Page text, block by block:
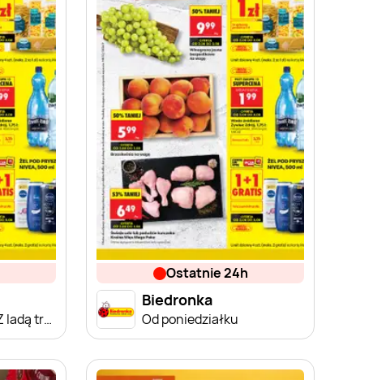
Od poniedziałku, Z ladą tradycyjną
ostatnie 24h
Biedronka
Od poniedziałku